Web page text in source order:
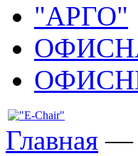
"АРГО"
Главная —